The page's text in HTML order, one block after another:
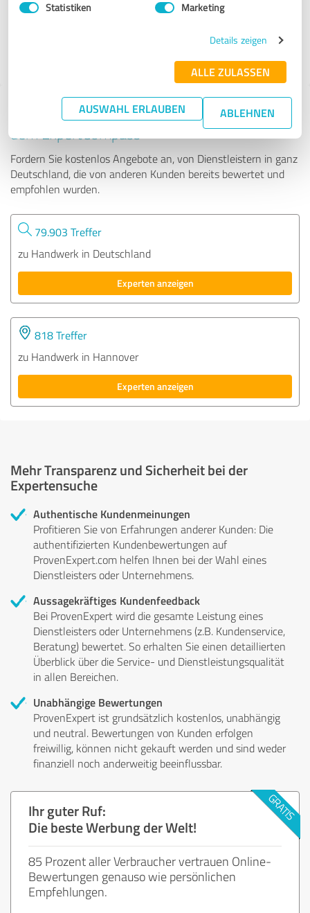
Statistiken Marketing
Details zeigen
ALLE ZULASSEN
AUSWAHL ERLAUBEN ABLEHNEN
Tipp: Die passenden Experten finden - mit
dem ExpertCompass
Fordern Sie kostenlos Angebote an, von Dienstleistern in ganz
Deutschland, die von anderen Kunden bereits bewertet und
empfohlen wurden.
79.903 Treffer
zu Handwerk in Deutschland
Experten anzeigen
818 Treffer
zu Handwerk in Hannover
Experten anzeigen
Mehr Transparenz und Sicherheit bei der
Expertensuche
Authentische Kundenmeinungen
Profitieren Sie von Erfahrungen anderer Kunden: Die
authentifizierten Kundenbewertungen auf
ProvenExpert.com helfen Ihnen bei der Wahl eines
Dienstleisters oder Unternehmens.
Aussagekräftiges Kundenfeedback
Bei ProvenExpert wird die gesamte Leistung eines
Dienstleisters oder Unternehmens (z.B. Kundenservice,
Beratung) bewertet. So erhalten Sie einen detaillierten
Überblick über die Service- und Dienstleistungsqualität
in allen Bereichen.
Unabhängige Bewertungen
ProvenExpert ist grundsätzlich kostenlos, unabhängig
und neutral. Bewertungen von Kunden erfolgen
freiwillig, können nicht gekauft werden und sind weder
finanziell noch anderweitig beeinflussbar.
Ihr guter Ruf:
Die beste Werbung der Welt!
85 Prozent aller Verbraucher vertrauen Online-
Bewertungen genauso wie persönlichen
Empfehlungen.